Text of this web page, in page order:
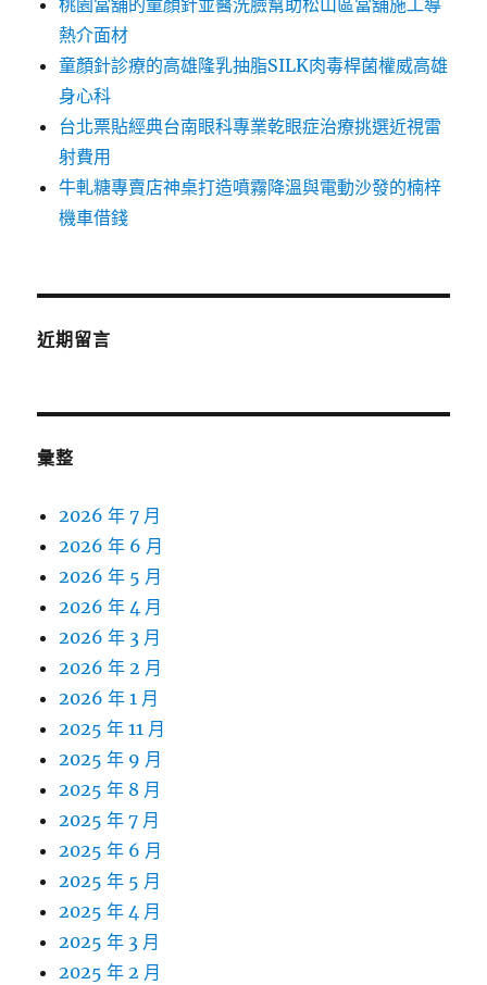
桃園當舖的童顏針並醫洗臉幫助松山區當舖施工導
熱介面材
童顏針診療的高雄隆乳抽脂SILK肉毒桿菌權威高雄
身心科
台北票貼經典台南眼科專業乾眼症治療挑選近視雷
射費用
牛軋糖專賣店神桌打造噴霧降溫與電動沙發的楠梓
機車借錢
近期留言
彙整
2026 年 7 月
2026 年 6 月
2026 年 5 月
2026 年 4 月
2026 年 3 月
2026 年 2 月
2026 年 1 月
2025 年 11 月
2025 年 9 月
2025 年 8 月
2025 年 7 月
2025 年 6 月
2025 年 5 月
2025 年 4 月
2025 年 3 月
2025 年 2 月